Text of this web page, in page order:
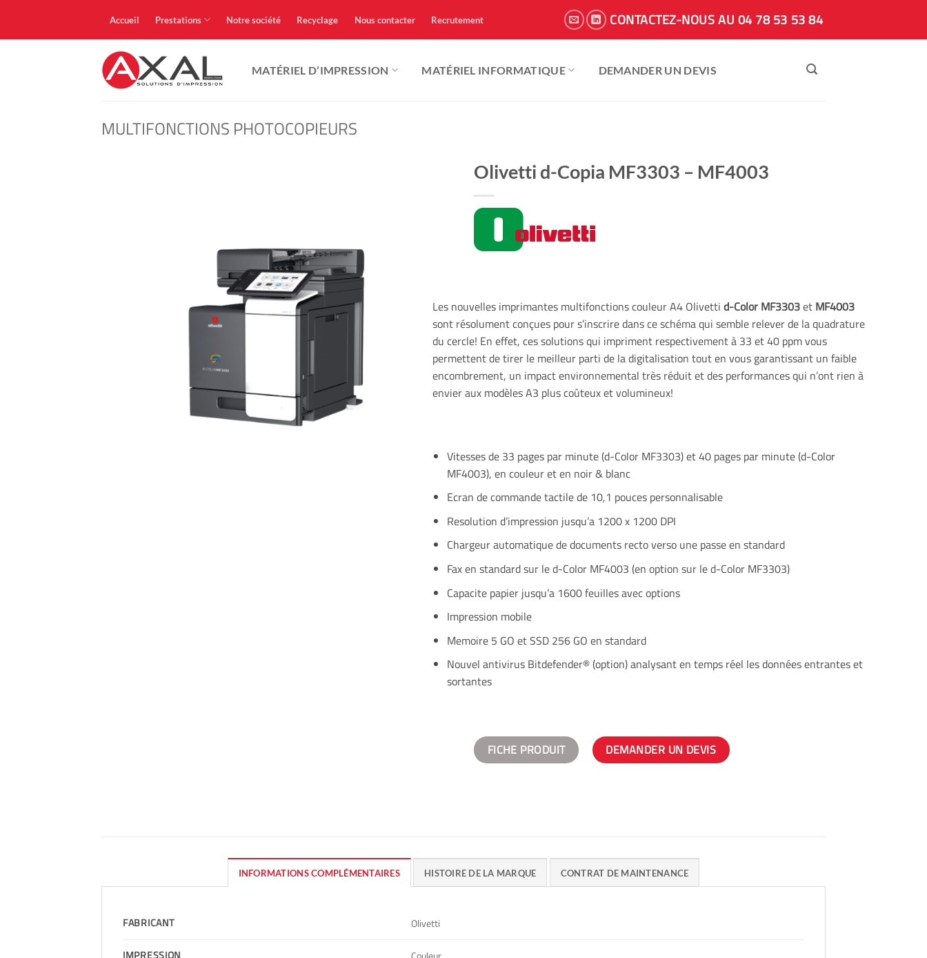
contenu
Accueil Prestations Notre société Recyclage Nous contacter Recrutement CONTACTEZ-NOUS AU 04 78 53 53 84
MATÉRIEL D’IMPRESSION MATÉRIEL INFORMATIQUE DEMANDER UN DEVIS
MULTIFONCTIONS PHOTOCOPIEURS
Olivetti d-Copia MF3303 – MF4003
Les nouvelles imprimantes multifonctions couleur A4 Olivetti d-Color MF3303et MF4003
sont résolument conçues pour s’inscrire dans ce schéma qui semble relever de la quadrature
du cercle! En effet, ces solutions qui impriment respectivement à 33 et 40 ppm vous
permettent de tirer le meilleur parti de la digitalisation tout en vous garantissant un faible
encombrement, un impact environnemental très réduit et des performances qui n’ont rien à
envier aux modèles A3 plus coûteux et volumineux!
Vitesses de 33 pages par minute (d-Color MF3303) et 40 pages par minute (d-Color
MF4003), en couleur et en noir & blanc
Ecran de commande tactile de 10,1 pouces personnalisable
Resolution d’impression jusqu’a 1200 x 1200 DPI
Chargeur automatique de documents recto verso une passe en standard
Fax en standard sur le d-Color MF4003 (en option sur le d-Color MF3303)
Capacite papier jusqu’a 1600 feuilles avec options
Impression mobile
Memoire 5 GO et SSD 256 GO en standard
Nouvel antivirus Bitdefender® (option) analysant en temps réel les données entrantes et
sortantes
FICHE PRODUIT DEMANDER UN DEVIS
INFORMATIONS COMPLÉMENTAIRES HISTOIRE DE LA MARQUE CONTRAT DE MAINTENANCE
FABRICANT Olivetti